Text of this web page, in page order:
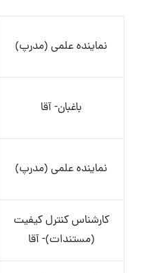
نماینده علمی (مدرپ)
باغبان- آقا
نماینده علمی (مدرپ)
کارشناس کنترل کیفیت
(مستندات)- آقا